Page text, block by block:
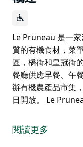
Le Pruneau 是一
質的有機食材，菜
區，橋街和皇冠街
餐廳供應早餐、午
辦有機農產品市集
日開放。 Le
質的有機食材，菜
區，橋街和皇冠街
閱讀更多